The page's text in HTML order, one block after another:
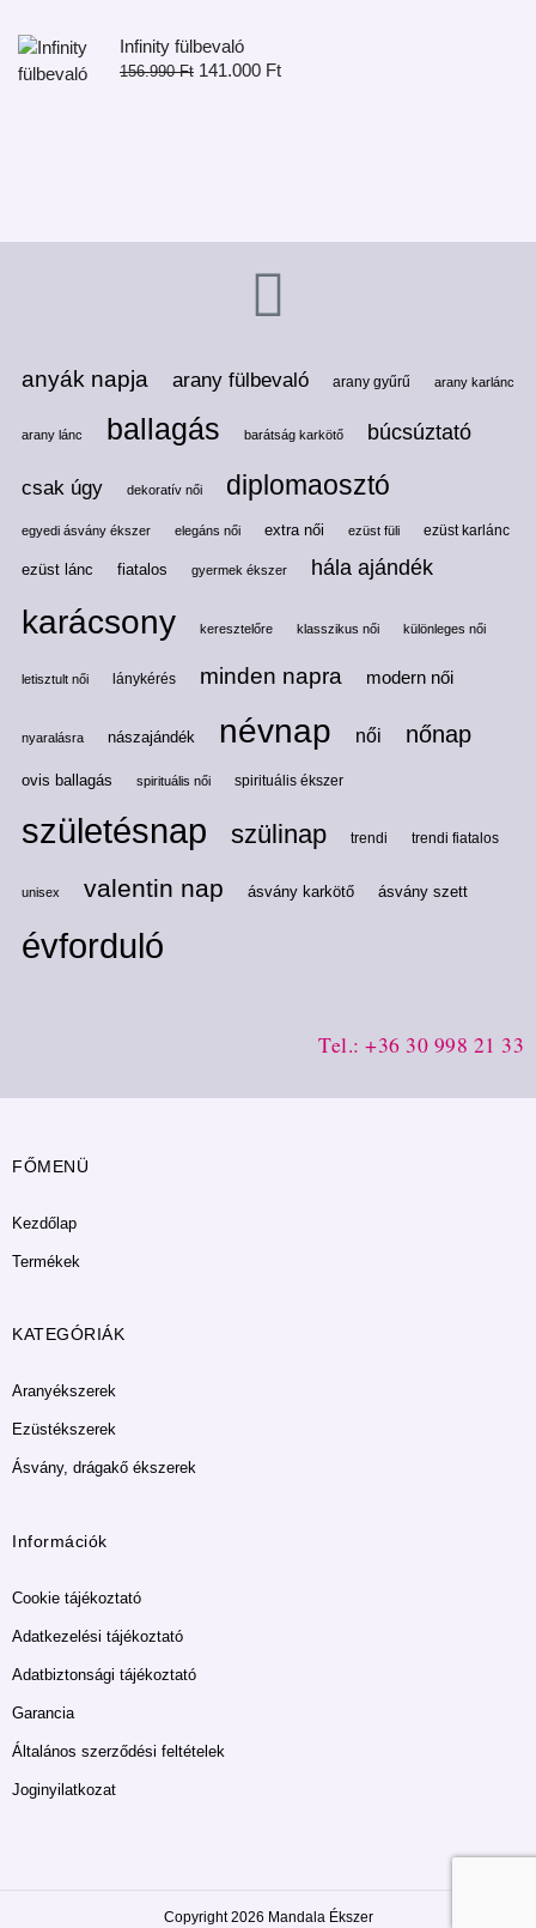
Infinity fülbevaló
156.990Ft 141.000 Ft
anyák napja arany fülbevaló arany gyűrű arany karlánc
arany lánc ballagás barátság karkötő búcsúztató
csak úgy dekoratív női diplomaosztó
egyedi ásvány ékszer elegáns női extra női ezüst füli ezüst karlánc
ezüst lánc fiatalos gyermek ékszer hála ajándék
karácsony keresztelőre klasszikus női különleges női
letisztult női lánykérés minden napra modern női
nyaralásra nászajándék névnap női nőnap
ovis ballagás spirituális női spirituális ékszer
születésnap szülinap trendi trendi fiatalos
unisex valentin nap ásvány karkötő ásvány szett
évforduló
Tel.: +36 30 998 21 33
FŐMENÜ
Kezdőlap
Termékek
KATEGÓRIÁK
Aranyékszerek
Ezüstékszerek
Ásvány, drágakő ékszerek
Információk
Cookie tájékoztató
Adatkezelési tájékoztató
Adatbiztonsági tájékoztató
Garancia
Általános szerződési feltételek
Joginyilatkozat
Copyright 2026 Mandala Ékszer